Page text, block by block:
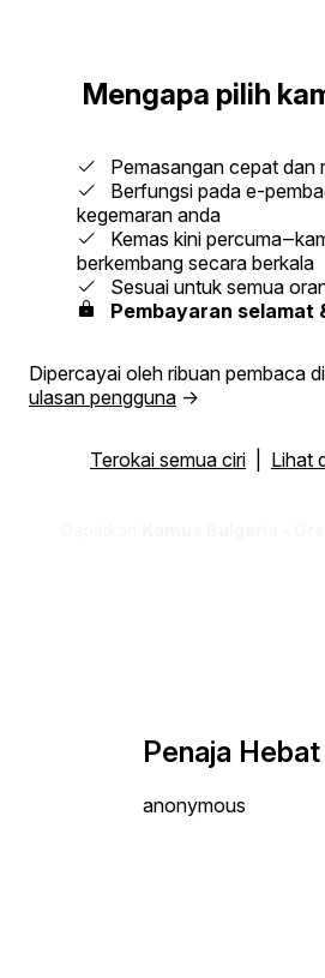
Mengapa pilih
Pemasangan cepat dan
Berfungsi pada e-
kegemaran anda
Kemas kini
berkembang secara berkala
Sesuai untuk semua
Pembayaran selamat
Dipercayai oleh ribuan pembaca
ulasan pengguna →
Terokai semua ciri Lihat
Penaja
anonymous